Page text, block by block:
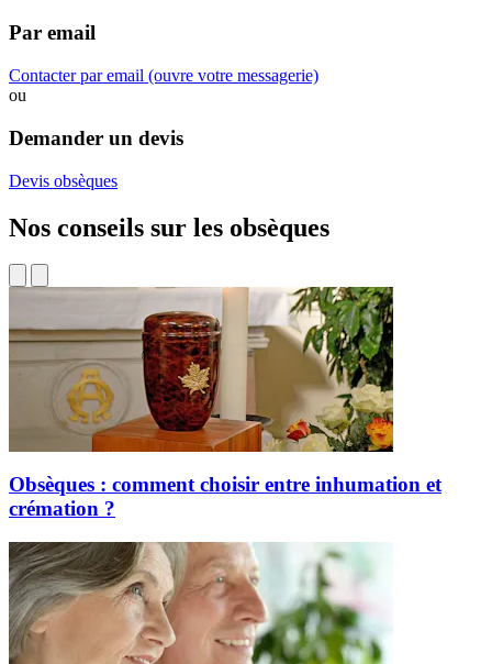
Par email
Contacter par email (ouvre votre messagerie)
ou
Demander un devis
Devis obsèques
Nos conseils sur les obsèques
Obsèques : comment choisir entre inhumation et
crémation ?